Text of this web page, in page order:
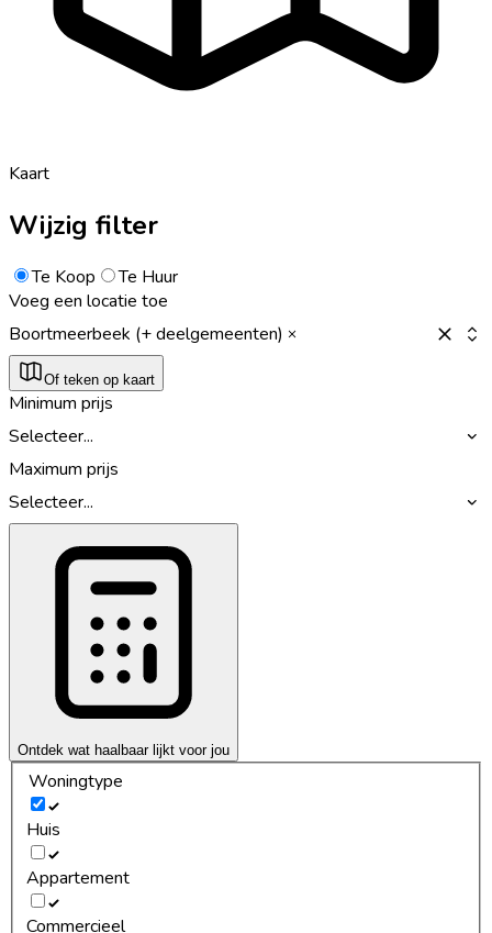
Kaart
Wijzig filter
Te Koop
Te Huur
Voeg een locatie toe
Boortmeerbeek (+ deelgemeenten)
Of teken op kaart
Minimum prijs
Selecteer...
Maximum prijs
Selecteer...
Ontdek wat haalbaar lijkt voor jou
Woningtype
Huis
Appartement
Commercieel